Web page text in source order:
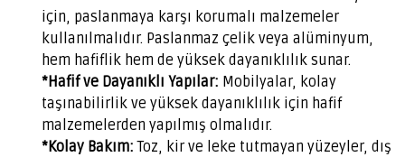
için, paslanmaya karşı korumalı malzemeler
kullanılmalıdır. Paslanmaz çelik veya alüminyum,
hem hafiflik hem de yüksek dayanıklılık sunar.
*Hafif ve Dayanıklı Yapılar: Mobilyalar, kolay
taşınabilirlik ve yüksek dayanıklılık için hafif
malzemelerden yapılmış olmalıdır.
*Kolay Bakım: Toz, kir ve leke tutmayan yüzeyler, dış